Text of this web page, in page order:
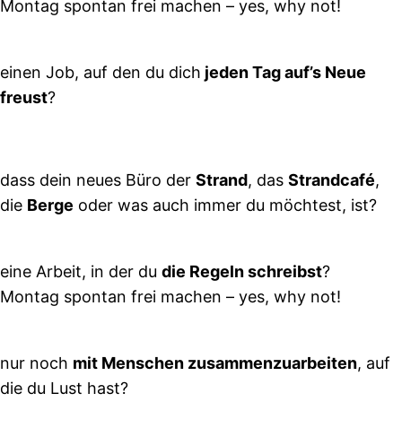
Montag spontan frei machen – yes, why not!
einen Job, auf den du dich jeden Tag auf’s Neue
freust?
dass dein neues Büro der Strand, das Strandcafé,
die Berge oder was auch immer du möchtest, ist?
eine Arbeit, in der du die Regeln schreibst?
Montag spontan frei machen – yes, why not!
nur noch mit Menschen zusammenzuarbeiten, auf
die du Lust hast?